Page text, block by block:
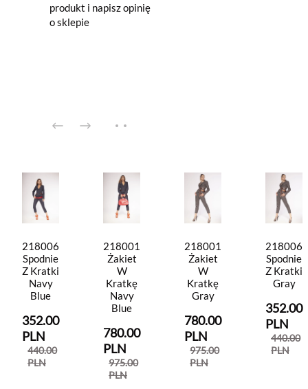
produkt i napisz opinię
o sklepie
218006
Spodnie
Z Kratki
Navy
Blue
352.00
PLN
440.00
PLN
218001
Żakiet
W
Kratkę
Navy
Blue
780.00
PLN
975.00
PLN
218001
Żakiet
W
Kratkę
Gray
780.00
PLN
975.00
PLN
218006
Spodnie
Z Kratki
Gray
352.00
PLN
440.00
PLN